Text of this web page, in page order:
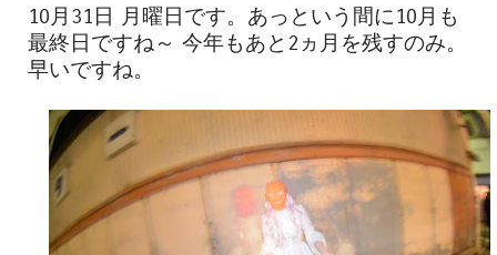
10月31日 月曜日です。あっという間に10月も
最終日ですね～ 今年もあと2ヵ月を残すのみ。
早いですね。